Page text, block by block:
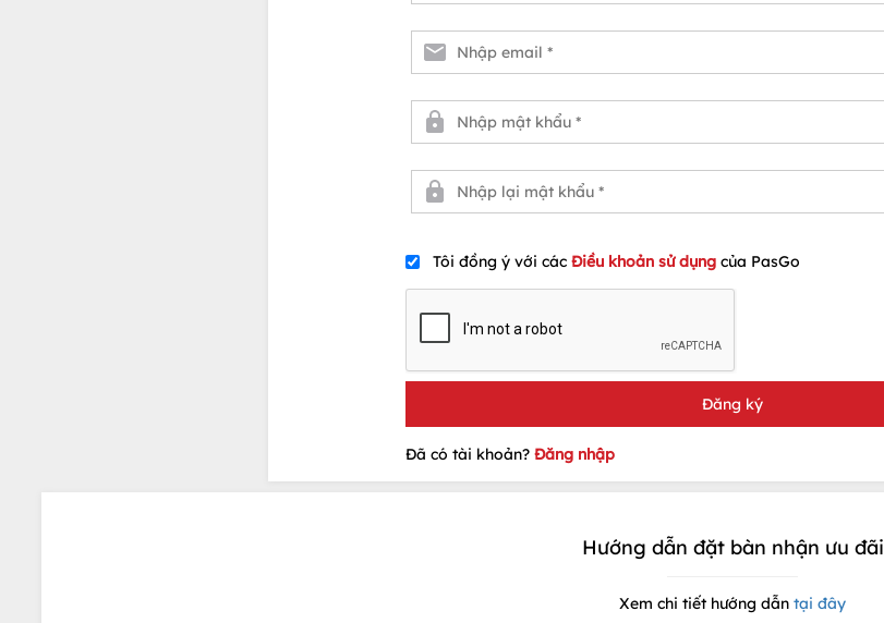
Tôi đồng ý với các Điều khoản sử dụng của PasGo
Đã có tài khoản? Đăng nhập
Hướng dẫn đặt bàn nhận ưu đãi
Xem chi tiết hướng dẫn tại đây